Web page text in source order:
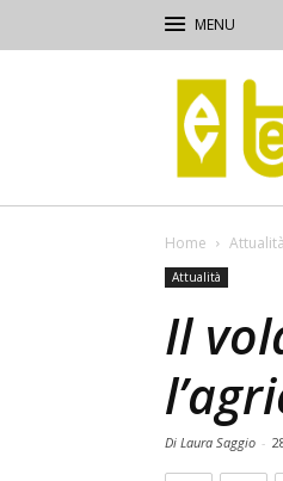
Terra
e
Vita
Home Attualità
Attualità
Il
Di Laura Saggio -